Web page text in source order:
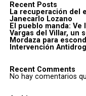
Recent Posts
La recuperación del
Janecarlo Lozano
El pueblo manda:
Vargas del Villar, un
Mordaza para
Intervención
Recent Comments
No hay comentarios